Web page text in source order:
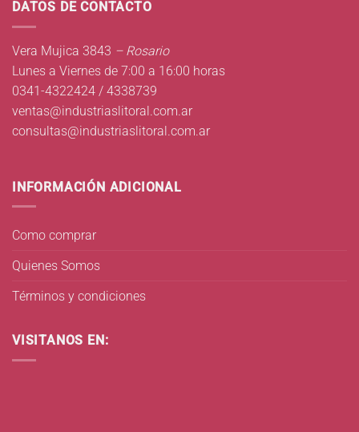
DATOS DE CONTACTO
Vera Mujica 3843 – Rosario
Lunes a Viernes de 7:00 a 16:00 horas
0341-4322424 / 4338739
ventas@industriaslitoral.com.ar
consultas@industriaslitoral.com.ar
INFORMACIÓN ADICIONAL
Como comprar
Quienes Somos
Términos y condiciones
VISITANOS EN: